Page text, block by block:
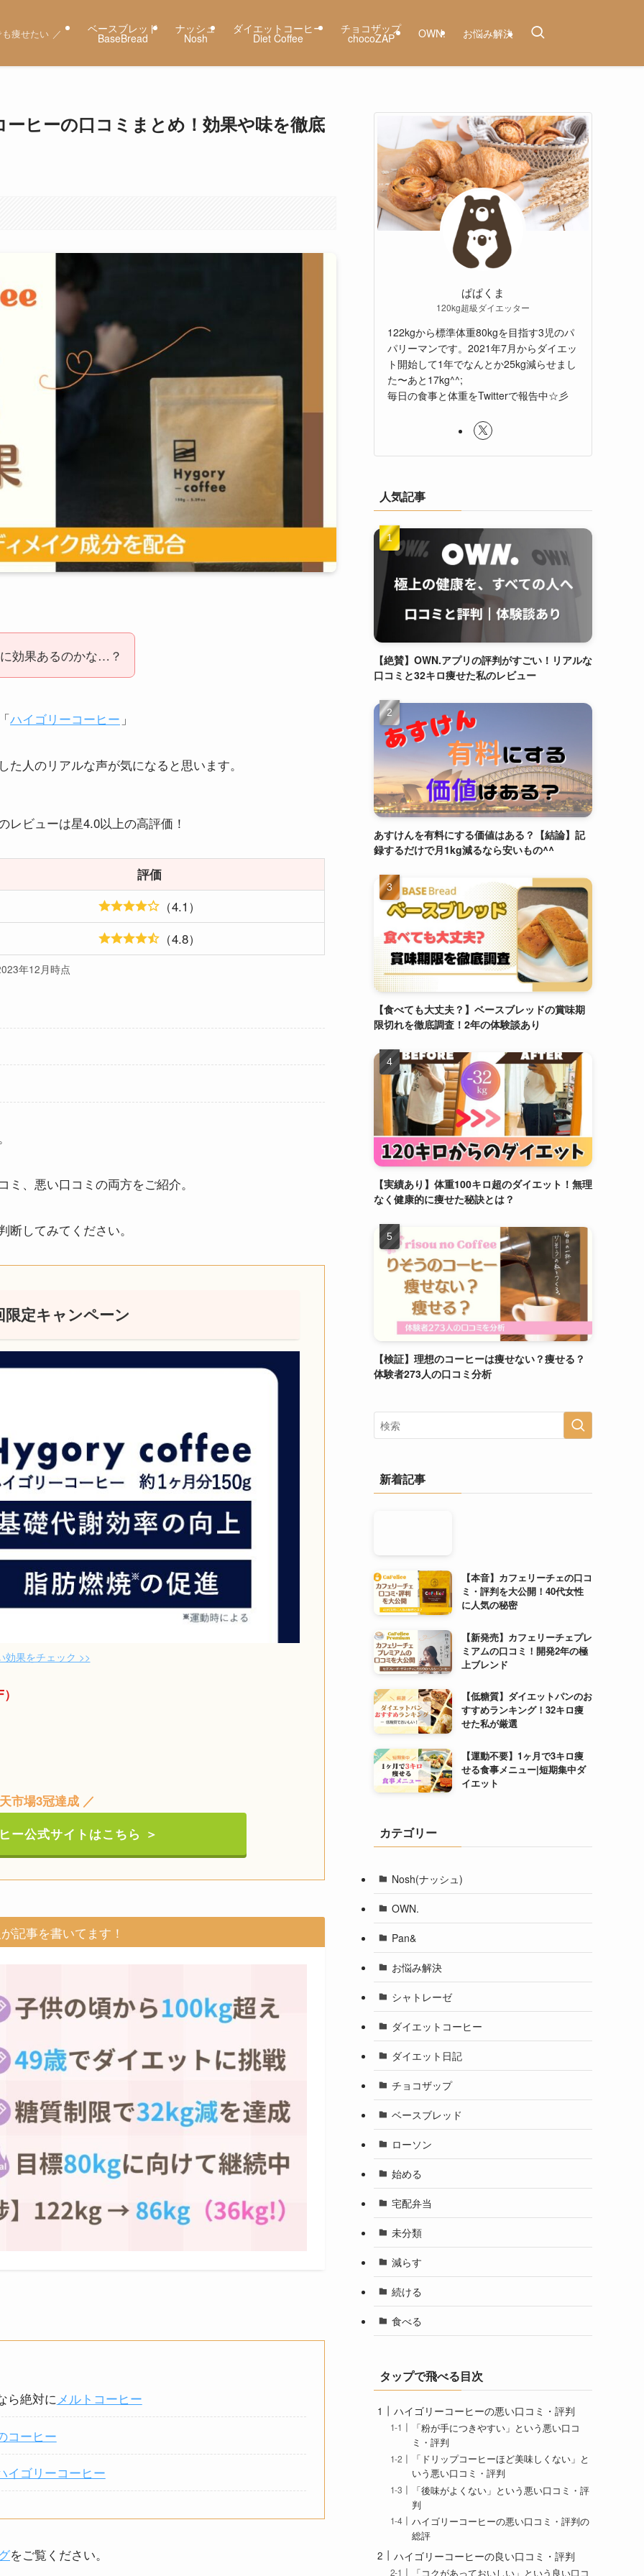
痩せたい ／ ベースブレッド
BaseBread
ナッシュ
Nosh
ダイエットコーヒー
Diet Coffee
チョコザップ
chocoZAP OWN. お悩み解決
ヒーの口コミまとめ！効果や味を徹底
効果あるのかな…？
ハイゴリーコーヒー 」
人のリアルな声が気になると思います。
ビューは星4.0以上の高評価！
評価
（4.1）
（4.8）
年12月時点
、悪い口コミの両方をご紹介。
してみてください。
限定キャンペーン
効果をチェック >>
市場3冠達成 ／
ー公式サイトはこちら ＞
記事を書いてます！
ら絶対にメルトコーヒー
コーヒー
イゴリーコーヒー
をご覧ください。
ぱぱくま
120kg超級ダイエッター
122kgから標準体重80kgを目指す3児のパ
パリーマンです。2021年7月からダイエッ
ト開始して1年でなんとか25kg減らせまし
た〜あと17kg^^;
毎日の食事と体重をTwitterで報告中☆彡
人気記事
【絶賛】OWN.アプリの評判がすごい！リアルな
口コミと32キロ痩せた私のレビュー
あすけんを有料にする価値はある？【結論】記
録するだけで月1kg減るなら安いもの^^
【食べても大丈夫？】ベースブレッドの賞味期
限切れを徹底調査！2年の体験談あり
【実績あり】体重100キロ超のダイエット！無理
なく健康的に痩せた秘訣とは？
【検証】理想のコーヒーは痩せない？痩せる？
体験者273人の口コミ分析
新着記事
【本音】カフェリーチェの口コ
ミ・評判を大公開！40代女性
に人気の秘密
【新発売】カフェリーチェプレ
ミアムの口コミ！開発2年の極
上ブレンド
【低糖質】ダイエットパンのお
すすめランキング！32キロ痩
せた私が厳選
【運動不要】1ヶ月で3キロ痩
せる食事メニュー|短期集中ダ
イエット
カテゴリー
Nosh(ナッシュ)
OWN.
Pan&
お悩み解決
シャトレーゼ
ダイエットコーヒー
ダイエット日記
チョコザップ
ベースブレッド
ローソン
始める
宅配弁当
未分類
減らす
続ける
食べる
タップで飛べる目次
ハイゴリーコーヒーの悪い口コミ・評判
「粉が手につきやすい」という悪い口コ
ミ・評判
「ドリップコーヒーほど美味しくない」と
いう悪い口コミ・評判
「後味がよくない」という悪い口コミ・評
判
ハイゴリーコーヒーの悪い口コミ・評判の
総評
ハイゴリーコーヒーの良い口コミ・評判
「コクがあっておいしい」という良い口コ